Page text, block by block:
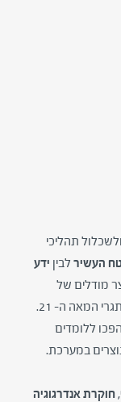
תהליכי
העשיר לבין ידע
מודלים של
עבודה יישומית ומבוססת ראיות הרלוונטית לאתגרי המאה ה- 21.
ללומדים
במערכת.
חוקרת אנדרגוגיה